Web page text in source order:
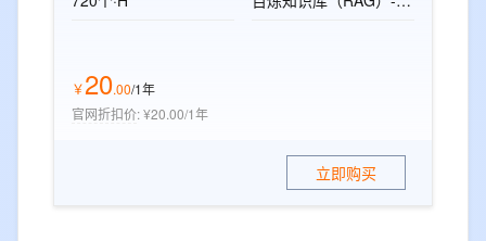
￥20.00/1年
官网折扣价:¥20.00/1年
立即购买